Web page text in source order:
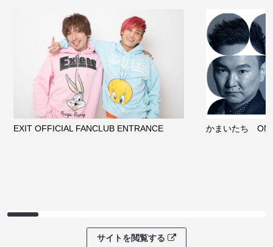
EXIT OFFICIAL FANCLUB ENTRANCE かまいたち
サイトを閲覧する